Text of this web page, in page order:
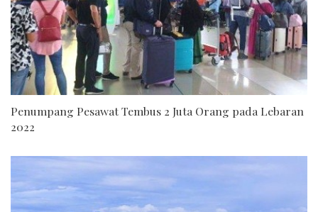
Penumpang Pesawat Tembus 2 Juta Orang pada Lebaran
2022